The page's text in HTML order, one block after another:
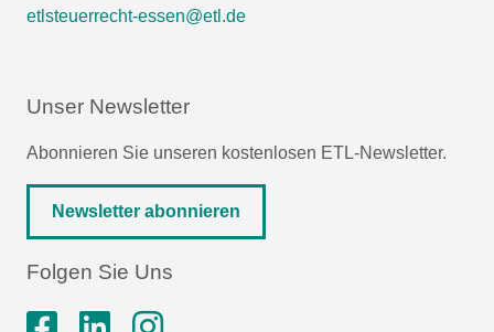
etlsteuerrecht-essen@etl.de
Unser Newsletter
Abonnieren Sie unseren kostenlosen ETL-Newsletter.
Newsletter abonnieren
Folgen Sie Uns